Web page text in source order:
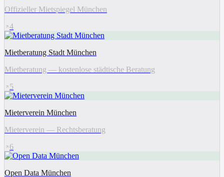
Offizieller Mietspiegel München
4
Mietberatung Stadt München
Mietberatung — kostenlose städtische Beratung
5
Mieterverein München
Mieterverein — Rechtsberatung
6
Open Data München